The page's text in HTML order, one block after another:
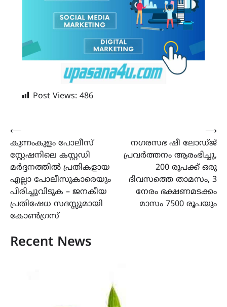
Post Views: 486
Post
navigation
⟵
കുന്നംകുളം പോലീസ്
സ്റ്റേഷനിലെ കസ്റ്റഡി
മർദ്ദനത്തിൽ പ്രതികളായ
എല്ലാ പോലീസുകാരെയും
പിരിച്ചുവിടുക – ജനകീയ
പ്രതിഷേധ സദസ്സുമായി
കോൺഗ്രസ്
നഗരസഭ ഷീ ലോഡ്ജ്
പ്രവർത്തനം ആരംഭിച്ചു,
200 രൂപക്ക് ഒരു
ദിവസത്തെ താമസം, 3
നേരം ഭക്ഷണമടക്കം
മാസം 7500 രൂപയും
⟶
Recent News